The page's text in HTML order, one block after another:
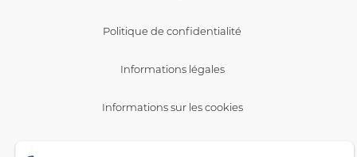
Politique de confidentialité
Informations légales
Informations sur les cookies